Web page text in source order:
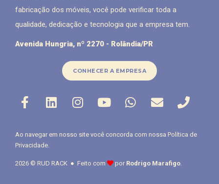
fabricação dos móveis, você pode verificar toda a
qualidade, dedicação e tecnologia que a empresa tem.
Avenida Hungria, nº 2270 - Rolândia/PR
CONHECER A EMPRESA
Ao navegar em nosso site você concorda com nossa Política de
Privacidade
2026 © RUD RACK ● Feito com por Rodrigo Marafigo